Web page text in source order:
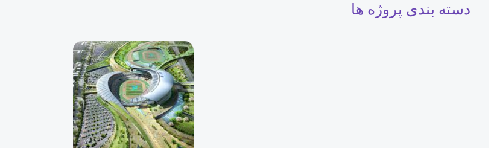
دسته بندی پروژه ها